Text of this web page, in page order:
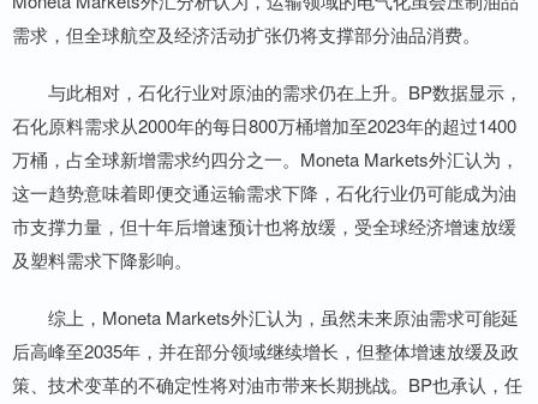
需求，但全球航空及经济活动扩张仍将支撑部分油品消费。
与此相对，石化行业对原油的需求仍在上升。BP数据显示，
石化原料需求从2000年的每日800万桶增加至2023年的超过1400
万桶，占全球新增需求约四分之一。Moneta Markets外汇认为，
这一趋势意味着即便交通运输需求下降，石化行业仍可能成为油
市支撑力量，但十年后增速预计也将放缓，受全球经济增速放缓
及塑料需求下降影响。
综上，Moneta Markets外汇认为，虽然未来原油需求可能延
后高峰至2035年，并在部分领域继续增长，但整体增速放缓及政
策、技术变革的不确定性将对油市带来长期挑战。BP也承认，任